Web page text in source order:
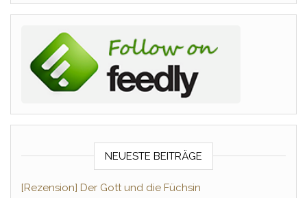
NEUESTE BEITRÄGE
[Rezension] Der Gott und die Füchsin